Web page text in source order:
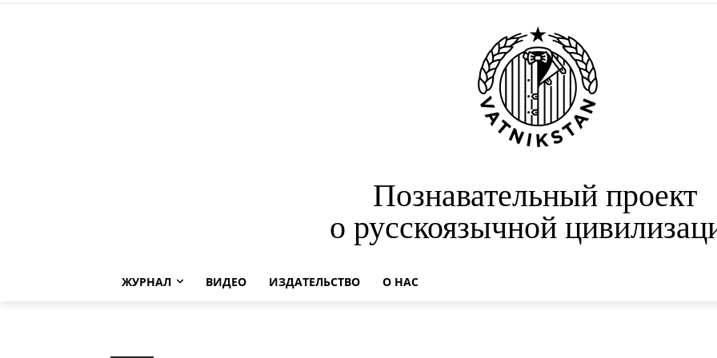
Познавательный проект
о русскоязычной
ЖУРНАЛ ВИДЕО ИЗДАТЕЛЬСТВО О НАС